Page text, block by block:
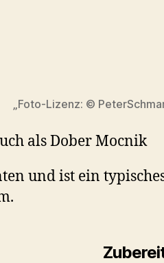
„Foto-Lizenz: ©
als Dober Mocnik
und ist ein